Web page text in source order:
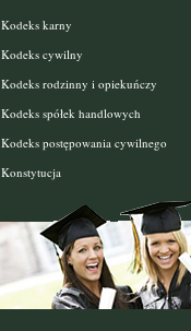
Kodeks karny
Kodeks cywilny
Kodeks rodzinny i opiekuńczy
Kodeks spółek handlowych
Kodeks postępowania cywilnego
Konstytucja